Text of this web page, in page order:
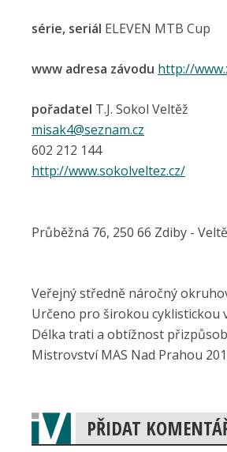
série, seriál ELEVEN MTB Cup
www adresa závodu http://
pořadatel T.J. Sokol Veltěž
misak4@seznam.cz
602 212 144
http://www.sokolveltez.cz/
Průběžná 76, 250 66 Zdiby -
Veřejný středně náročný
Určeno pro širokou cyklistickou
Délka trati a obtížnost
Mistrovství MAS Nad Prahou
PŘIDAT